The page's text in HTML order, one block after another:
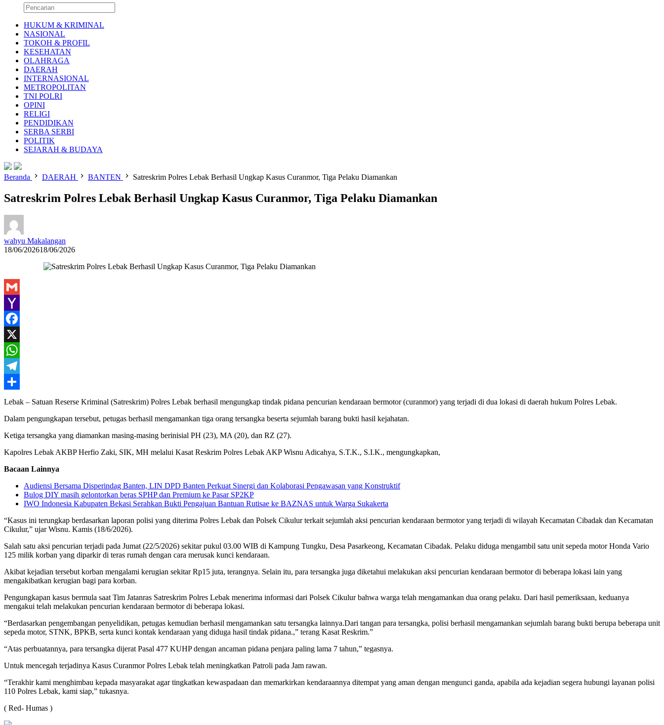
HUKUM & KRIMINAL
NASIONAL
TOKOH & PROFIL
KESEHATAN
OLAHRAGA
DAERAH
INTERNASIONAL
METROPOLITAN
TNI POLRI
OPINI
RELIGI
PENDIDIKAN
SERBA SERBI
POLITIK
SEJARAH & BUDAYA
Beranda DAERAH BANTEN Satreskrim Polres Lebak Berhasil Ungkap Kasus Curanmor, Tiga Pelaku Diamankan
Satreskrim Polres Lebak Berhasil Ungkap Kasus Curanmor, Tiga Pelaku Diamankan
wahyu Makalangan
18/06/202618/06/2026
Gmail
Yahoo
Mail
Facebook
X
WhatsApp
Telegram
Share
Lebak – Satuan Reserse Kriminal (Satreskrim) Polres Lebak berhasil mengungkap tindak pidana pencurian kendaraan bermotor (curanmor) yang terjadi di dua lokasi di daerah hukum Polres Lebak.
Dalam pengungkapan tersebut, petugas berhasil mengamankan tiga orang tersangka beserta sejumlah barang bukti hasil kejahatan.
Ketiga tersangka yang diamankan masing-masing berinisial PH (23), MA (20), dan RZ (27).
Kapolres Lebak AKBP Herfio Zaki, SIK, MH melalui Kasat Reskrim Polres Lebak AKP Wisnu Adicahya, S.T.K., S.I.K., mengungkapkan,
Bacaan Lainnya
Audiensi Bersama Disperindag Banten, LIN DPD Banten Perkuat Sinergi dan Kolaborasi Pengawasan yang Konstruktif
Bulog DIY masih gelontorkan beras SPHP dan Premium ke Pasar SP2KP
IWO Indonesia Kabupaten Bekasi Serahkan Bukti Pengajuan Bantuan Rutisae ke BAZNAS untuk Warga Sukakerta
“Kasus ini terungkap berdasarkan laporan polisi yang diterima Polres Lebak dan Polsek Cikulur terkait sejumlah aksi pencurian kendaraan bermotor yang terjadi di wilayah Kecamatan Cibadak dan Kecamatan
Cikulur,” ujar Wisnu. Kamis (18/6/2026).
Salah satu aksi pencurian terjadi pada Jumat (22/5/2026) sekitar pukul 03.00 WIB di Kampung Tungku, Desa Pasarkeong, Kecamatan Cibadak. Pelaku diduga mengambil satu unit sepeda motor Honda Vario
125 milik korban yang diparkir di teras rumah dengan cara merusak kunci kendaraan.
Akibat kejadian tersebut korban mengalami kerugian sekitar Rp15 juta, terangnya. Selain itu, para tersangka juga diketahui melakukan aksi pencurian kendaraan bermotor di beberapa lokasi lain yang
mengakibatkan kerugian bagi para korban.
Pengungkapan kasus bermula saat Tim Jatanras Satreskrim Polres Lebak menerima informasi dari Polsek Cikulur bahwa warga telah mengamankan dua orang pelaku. Dari hasil pemeriksaan, keduanya
mengakui telah melakukan pencurian kendaraan bermotor di beberapa lokasi.
“Berdasarkan pengembangan penyelidikan, petugas kemudian berhasil mengamankan satu tersangka lainnya.Dari tangan para tersangka, polisi berhasil mengamankan sejumlah barang bukti berupa beberapa unit
sepeda motor, STNK, BPKB, serta kunci kontak kendaraan yang diduga hasil tindak pidana.,” terang Kasat Reskrim.”
“Atas perbuatannya, para tersangka dijerat Pasal 477 KUHP dengan ancaman pidana penjara paling lama 7 tahun,” tegasnya.
Untuk mencegah terjadinya Kasus Curanmor Polres Lebak telah meningkatkan Patroli pada Jam rawan.
“Terakhir kami menghimbau kepada masyarakat agar tingkatkan kewaspadaan dan memarkirkan kendaraannya ditempat yang aman dengan mengunci ganda, apabila ada kejadian segera hubungi layanan polisi
110 Polres Lebak, kami siap,” tukasnya.
( Red- Humas )